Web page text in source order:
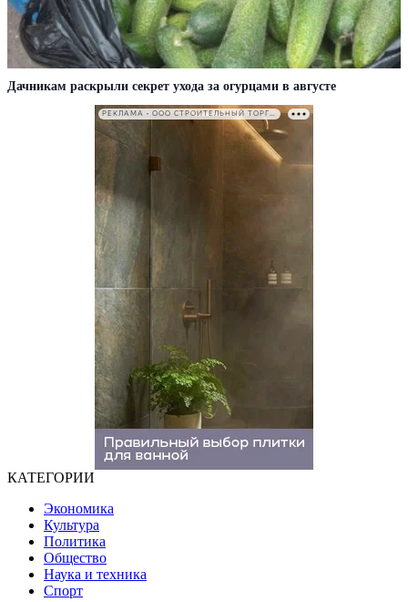
Дачникам раскрыли секрет ухода за огурцами в августе
РЕКЛАМА • ООО СТРОИТЕЛЬНЫЙ ТОРГОВЫЙ ДОМ «ПЕТРОВИЧ». ИНН: 7802348846
КАТЕГОРИИ
Экономика
Культура
Политика
Общество
Наука и техника
Спорт